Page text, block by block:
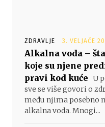
ZDRAVLJE 3. VELJAČE
Alkalna voda –
koje su njene
pravi kod kuće U
sve se više govori o
među njima posebno
alkalna voda. Mnogi...